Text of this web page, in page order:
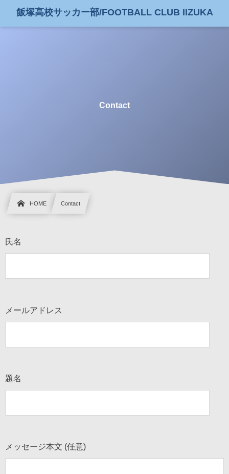
飯塚高校サッカー部/FOOTBALL CLUB IIZUKA
Contact
HOME Contact
氏名
メールアドレス
題名
メッセージ本文 (任意)